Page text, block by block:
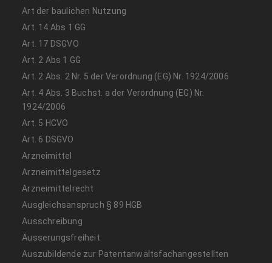
Art der baulichen Nutzung
Art. 14 Abs 1 GG
Art. 17 DSGVO
Art. 2 Abs 1 GG
Art. 2 Abs. 2 Nr. 5 der Verordnung (EG) Nr. 1924/2006
Art. 4 Abs. 3 Buchst. a der Verordnung (EG) Nr.
1924/2006
Art. 5 HCVO
Art. 6 DSGVO
Arzneimittel
Arzneimittelgesetz
Arzneimittelrecht
Ausgleichsanspruch § 89 HGB
Ausschreibung
Äusserungsfreiheit
Auszubildende zur Patentanwaltsfachangestellten